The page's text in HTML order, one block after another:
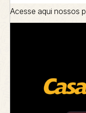
Acesse aqui nossos